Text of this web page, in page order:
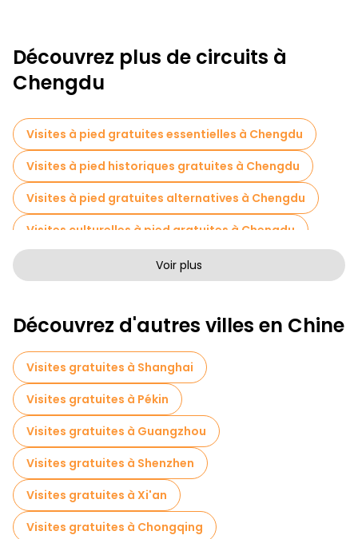
Découvrez plus de circuits à
Chengdu
Visites à pied gratuites essentielles à Chengdu
Visites à pied historiques gratuites à Chengdu
Visites à pied gratuites alternatives à Chengdu
Visites culturelles à pied gratuites à Chengdu
Visites à pied sans art à Chengdu
Tournée des pubs à Chengdu
Billets d'entrée en Chengdu
Musées en Chengdu
Visites de marchés en Chengdu
Visites de dégustation locales à Chengdu
Excursions d'une journée gratuites à Chengdu
Visites nocturnes gratuites à Chengdu
Voir plus
Découvrez d'autres villes en Chine
Visites gratuites à Shanghai
Visites gratuites à Pékin
Visites gratuites à Guangzhou
Visites gratuites à Shenzhen
Visites gratuites à Xi'an
Visites gratuites à Chongqing